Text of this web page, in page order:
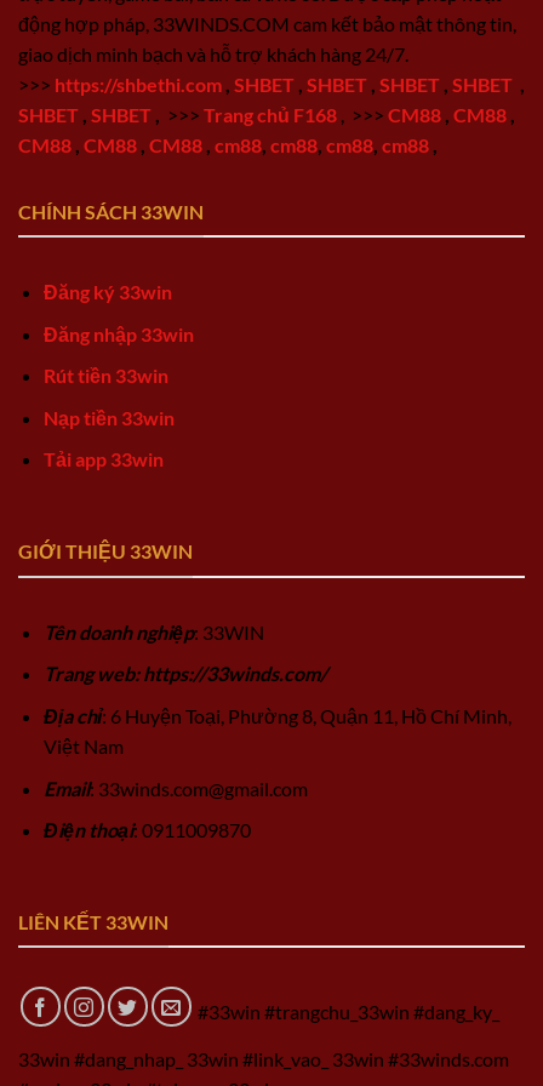
động hợp pháp, 33WINDS.COM cam kết bảo mật thông tin,
giao dịch minh bạch và hỗ trợ khách hàng 24/7.
>>> https://shbethi.com SHBET SHBET SHBET SHBET
SHBET SHBET >>> Trang chủ F168 >>> CM88 CM88
CM88 CM88 CM88 cm88 cm88 cm88 cm88
CHÍNH SÁCH 33WIN
Đăng ký 33win
Đăng nhập 33win
Rút tiền 33win
Nạp tiền 33win
Tải app 33win
GIỚI THIỆU 33WIN
Tên doanh nghiệp: 33WIN
Trang web: https://33winds.com/
Địa chỉ: 6 Huyện Toại, Phường 8, Quận 11, Hồ Chí Minh,
Việt Nam
Email: 33winds.com@gmail.com
Điện thoại: 0911009870
LIÊN KẾT 33WIN
#33win #trangchu_33win #dang_ky_
33win #dang_nhap_ 33win #link_vao_ 33win #33winds.com